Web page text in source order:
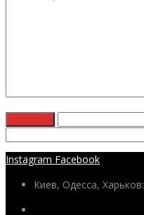
Instagram Facebook
Киев, Одесса, Харьков: